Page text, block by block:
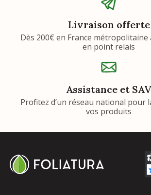
Livraison offerte
Dès 200€ en France métropolitaine
en point relais
Assistance et SAV
Profitez d’un réseau national pour
vos produits